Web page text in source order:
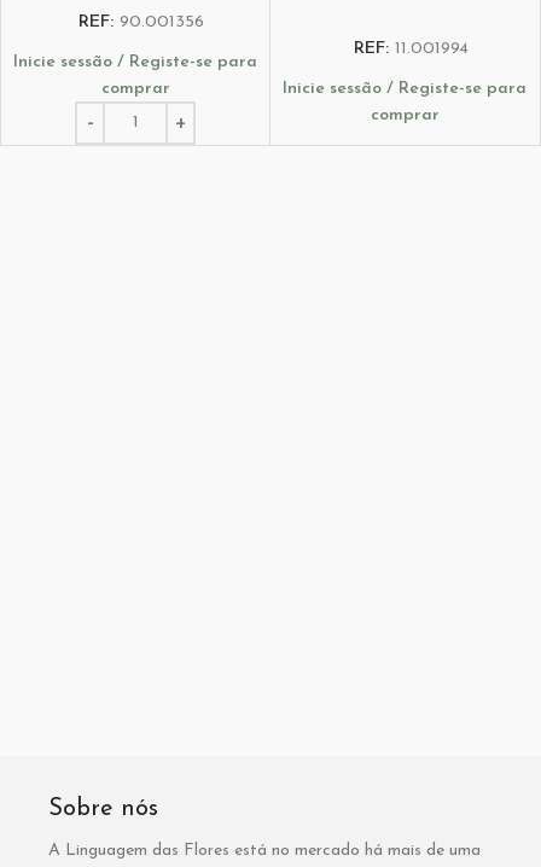
REF: 90.001356
Inicie sessão / Registe-se para
comprar
REF: 11.001994
Inicie sessão / Registe-se para
comprar
Sobre nós
A Linguagem das Flores está no mercado há mais de uma